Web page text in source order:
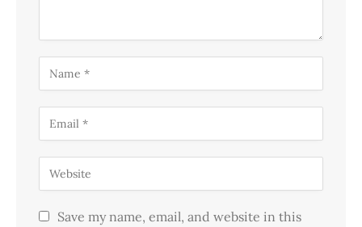
Save my name, email, and website in this